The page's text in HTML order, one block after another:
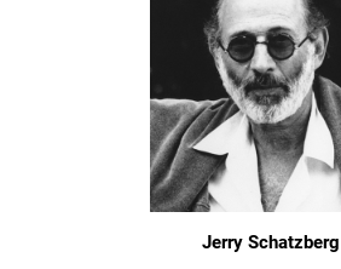
Jerry Schatzberg